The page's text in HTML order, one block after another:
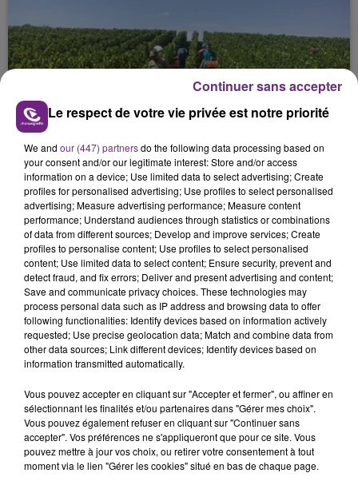
L'INSPECTION DU TRAVAIL RAPPELLE À
L'ORDRE SUR LES CONDITIONS DE...
Alors que les dates de début des vendange 2026
s'est avéré être plus précoce que prévu,
l'inspection du Travail en profite pour rappeler
les conditions de...
TITRES DIFFUSÉS
1h29
1h29
LADY GAGA
Bad Romance
1h26
1h26
VITAA
Ca Fait Mal
Le respect de votre vie privée est notre priorité
We and our (447) partnersdo the following data processing based on
your consent and/or our legitimate interest: Store and/or access
information on a device; Use limited data to select advertising; Create
profiles for personalised advertising; Use profiles to select personalised
advertising; Measure advertising performance; Measure content
performance; Understand audiences through statistics or combinations
of data from different sources; Develop and improve services; Create
profiles to personalise content; Use profiles to select personalised
content; Use limited data to select content; Ensure security, prevent and
detect fraud, and fix errors; Deliver and present advertising and content;
Save and communicate privacy choices. These technologies may
process personal data such as IP address and browsing data to offer
following functionalities: Identify devices based on information actively
requested; Use precise geolocation data; Match and combine data from
other data sources; Link different devices; Identify devices based on
information transmitted automatically.
Vous pouvez accepter en cliquant sur "Accepter et fermer", ou affiner en
sélectionnant les finalités et/ou partenaires dans "Gérer mes choix".
Vous pouvez également refuser en cliquant sur "Continuer sans
accepter". Vos préférences ne s'appliqueront que pour ce site. Vous
pouvez mettre à jour vos choix, ou retirer votre consentement à tout
moment via le lien "Gérer les cookies" situé en bas de chaque page.
Continuer sans accepter